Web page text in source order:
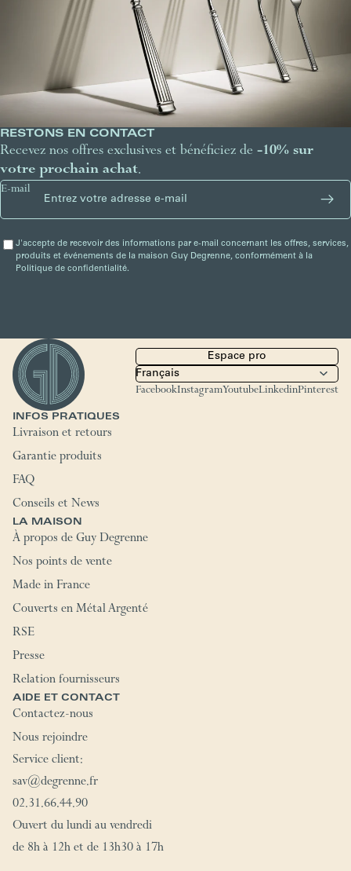
RESTONS EN CONTACT
Recevez nos offres exclusives et bénéficiez de -10% sur
votre prochain achat.
E-mail
J'accepte de recevoir des informations par e-mail concernant les offres, services,
produits et événements de la maison Guy Degrenne, conformément à la
Politique de confidentialité.
Espace pro
FacebookInstagramYoutubeLinkedinPinterest
INFOS PRATIQUES
Livraison et retours
Garantie produits
FAQ
Conseils et News
LA MAISON
À propos de Guy Degrenne
Nos points de vente
Made in France
Couverts en Métal Argenté
RSE
Presse
Relation fournisseurs
AIDE ET CONTACT
Contactez-nous
Nous rejoindre
Service client:
sav@degrenne.fr
02.31.66.44.90
Ouvert du lundi au vendredi
de 8h à 12h et de 13h30 à 17h